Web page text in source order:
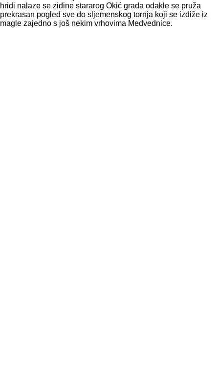
hridi nalaze se zidine stararog Okić grada odakle se pruža
prekrasan pogled sve do sljemenskog tornja koji se izdiže iz
magle zajedno s još nekim vrhovima Medvednice.